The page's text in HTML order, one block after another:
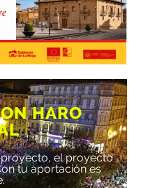
HARO
el proyecto
tu aportación es